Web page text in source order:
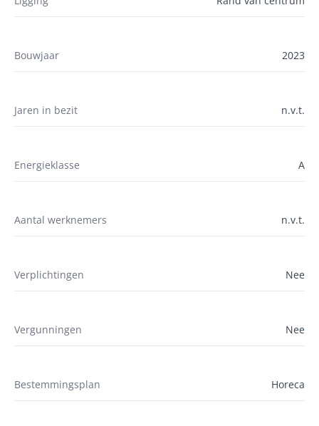
Bouwjaar 2023
Jaren in bezit n.v.t.
Energieklasse A
Aantal werknemers n.v.t.
Verplichtingen Nee
Vergunningen Nee
Bestemmingsplan Horeca